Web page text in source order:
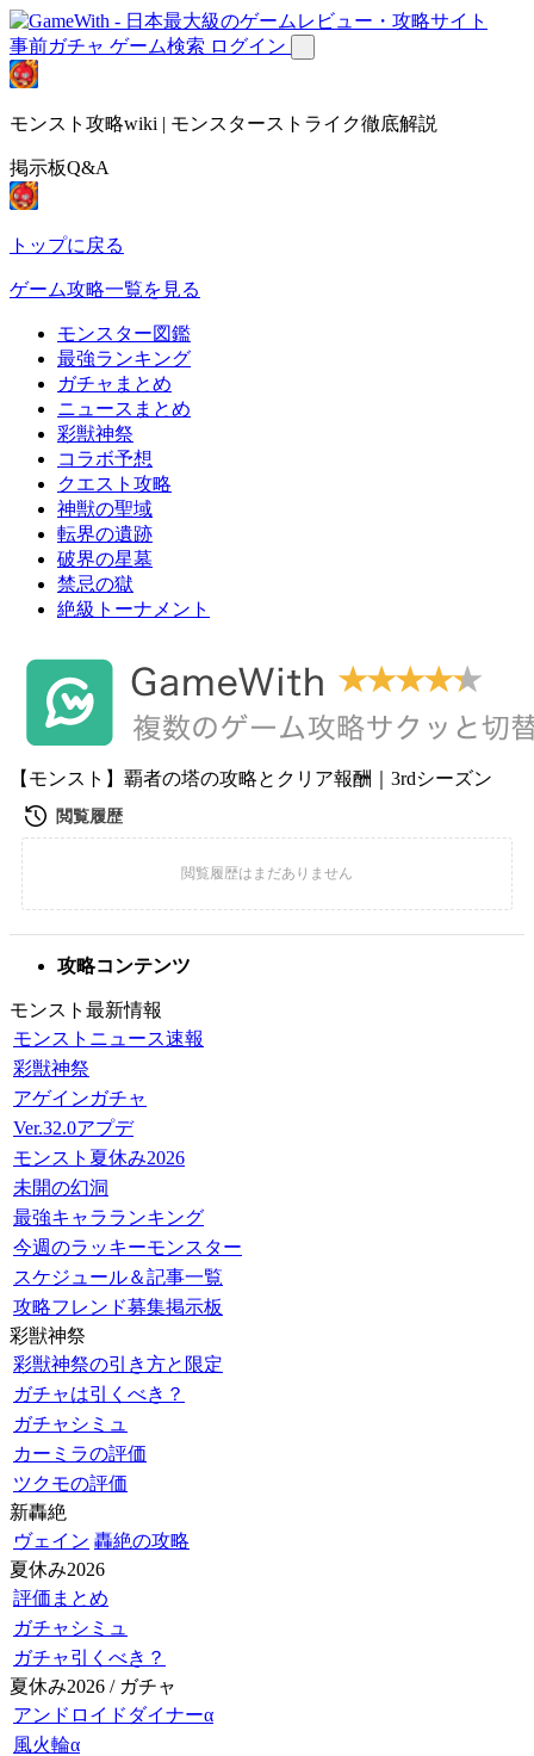
事前ガチャ ゲーム検索 ログイン
モンスト攻略wiki | モンスターストライク徹底解説
掲示板Q&A
トップに戻る
ゲーム攻略一覧を見る
モンスター図鑑
最強ランキング
ガチャまとめ
ニュースまとめ
彩獣神祭
コラボ予想
クエスト攻略
神獣の聖域
転界の遺跡
破界の星墓
禁忌の獄
絶級トーナメント
【モンスト】覇者の塔の攻略とクリア報酬｜3rdシーズン
攻略コンテンツ
モンスト最新情報
モンストニュース速報
彩獣神祭
アゲインガチャ
Ver.32.0アプデ
モンスト夏休み2026
未開の幻洞
最強キャラランキング
今週のラッキーモンスター
スケジュール＆記事一覧
攻略フレンド募集掲示板
彩獣神祭
彩獣神祭の引き方と限定
ガチャは引くべき？
ガチャシミュ
カーミラの評価
ツクモの評価
新轟絶
ヴェイン 轟絶の攻略
夏休み2026
評価まとめ
ガチャシミュ
ガチャ引くべき？
夏休み2026 / ガチャ
アンドロイドダイナーα
風火輪α